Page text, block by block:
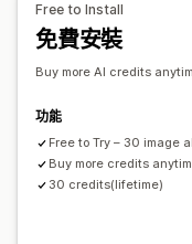
Free to Install
免費安裝
Buy more AI credits
功能
Free to Try – 30 image
Buy more credits
30 credits(lifetime)